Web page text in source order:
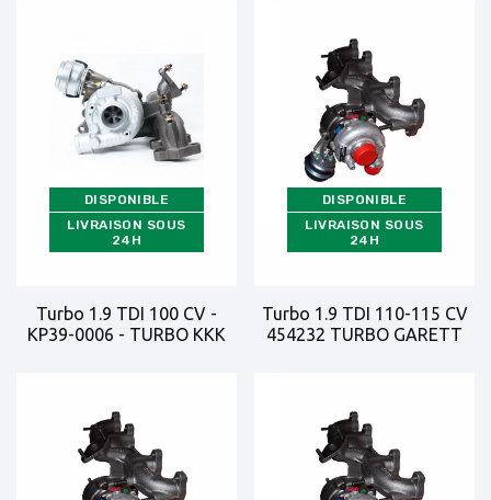
DISPONIBLE
LIVRAISON SOUS
24H
Turbo 1.9 TDI 100 CV -
KP39-0006 - TURBO KKK
DISPONIBLE
LIVRAISON SOUS
24H
Turbo 1.9 TDI 110-115 CV
454232 TURBO GARETT